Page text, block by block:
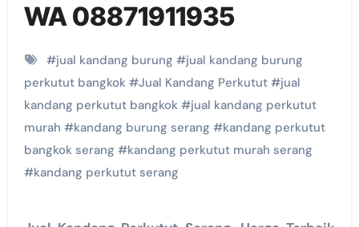
WA 08871911935
#jual kandang burung #jual kandang burung
perkutut bangkok#Jual Kandang Perkutut#jual
kandang perkutut bangkok#jual kandang perkutut
murah #kandang burung serang #kandang perkutut
bangkok serang #kandang perkutut murah serang
#kandang perkutut serang